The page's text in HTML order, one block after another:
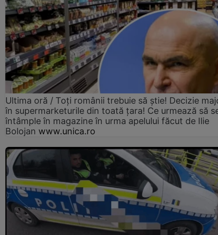
Ultima oră / Toți românii trebuie să știe! Decizie
în supermarketurile din toată țara! Ce urmează să
întâmple în magazine în urma apelului făcut de Ilie
Bolojan www.unica.ro